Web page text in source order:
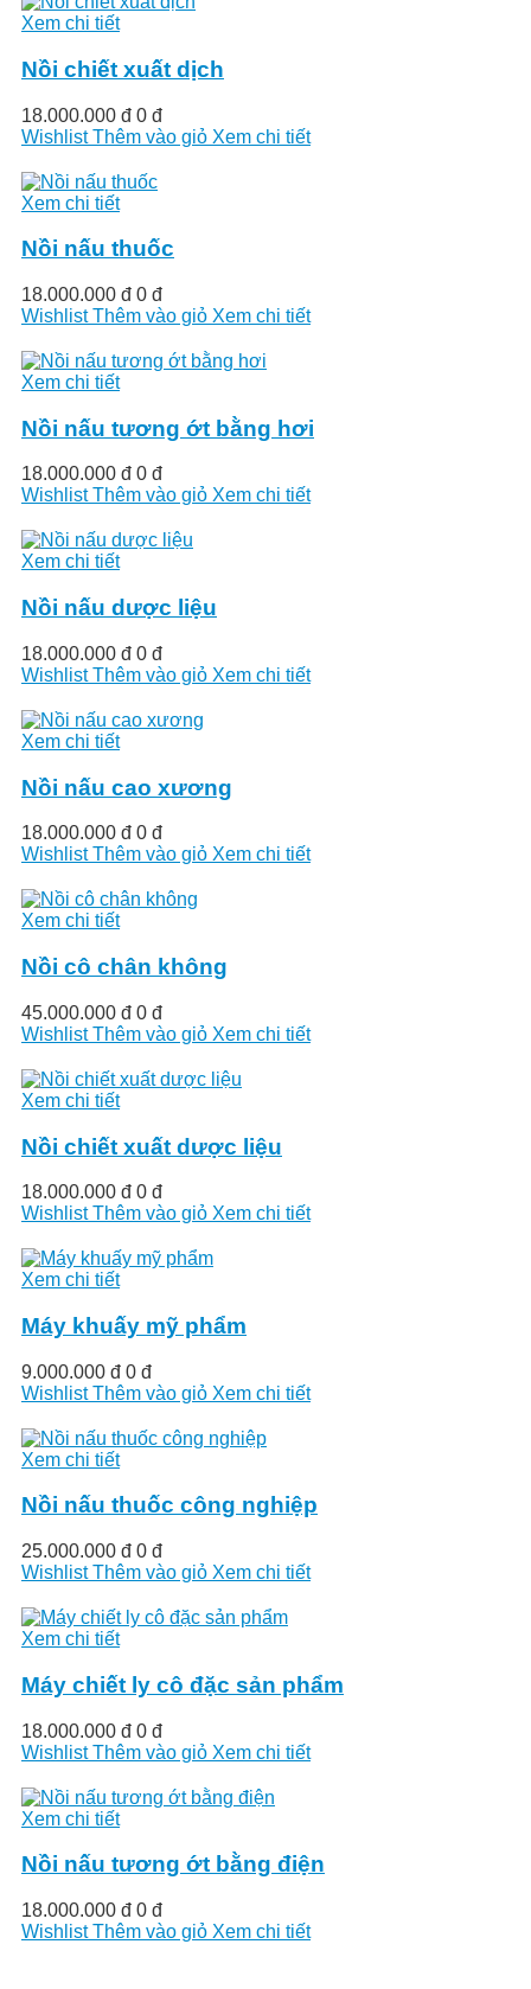
Xem chi tiết
Nồi chiết xuất dịch
18.000.000 đ 0 đ
Wishlist Thêm vào giỏ Xem chi tiết
Xem chi tiết
Nồi nấu thuốc
18.000.000 đ 0 đ
Wishlist Thêm vào giỏ Xem chi tiết
Xem chi tiết
Nồi nấu tương ớt bằng hơi
18.000.000 đ 0 đ
Wishlist Thêm vào giỏ Xem chi tiết
Xem chi tiết
Nồi nấu dược liệu
18.000.000 đ 0 đ
Wishlist Thêm vào giỏ Xem chi tiết
Xem chi tiết
Nồi nấu cao xương
18.000.000 đ 0 đ
Wishlist Thêm vào giỏ Xem chi tiết
Xem chi tiết
Nồi cô chân không
45.000.000 đ 0 đ
Wishlist Thêm vào giỏ Xem chi tiết
Xem chi tiết
Nồi chiết xuất dược liệu
18.000.000 đ 0 đ
Wishlist Thêm vào giỏ Xem chi tiết
Xem chi tiết
Máy khuấy mỹ phẩm
9.000.000 đ 0 đ
Wishlist Thêm vào giỏ Xem chi tiết
Xem chi tiết
Nồi nấu thuốc công nghiệp
25.000.000 đ 0 đ
Wishlist Thêm vào giỏ Xem chi tiết
Xem chi tiết
Máy chiết ly cô đặc sản phẩm
18.000.000 đ 0 đ
Wishlist Thêm vào giỏ Xem chi tiết
Xem chi tiết
Nồi nấu tương ớt bằng điện
18.000.000 đ 0 đ
Wishlist Thêm vào giỏ Xem chi tiết